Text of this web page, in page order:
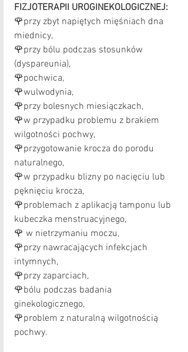
FIZJOTERAPII UROGINEKOLOGICZNEJ:
🌹przy zbyt napiętych mięśniach dna
miednicy,
🌹przy bólu podczas stosunków
(dyspareunia),
🌹pochwica,
🌹wulwodynia,
🌹przy bolesnych miesiączkach,
🌹w przypadku problemu z brakiem
wilgotności pochwy,
🌹przygotowanie krocza do porodu
naturalnego,
🌹w przypadku blizny po nacięciu lub
pęknięciu krocza,
🌹problemach z aplikacją tamponu lub
kubeczka menstruacyjnego,
🌹 w nietrzymaniu moczu,
🌹przy nawracających infekcjach
intymnych,
🌹przy zaparciach,
🌹bólu podczas badania
ginekologicznego,
🌹problem z naturalną wilgotnością
pochwy.